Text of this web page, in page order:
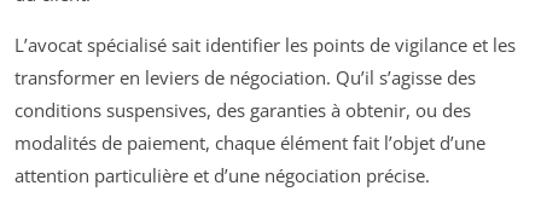
L’avocat spécialisé sait identifier les points de vigilance et les
transformer en leviers de négociation. Qu’il s’agisse des
conditions suspensives, des garanties à obtenir, ou des
modalités de paiement, chaque élément fait l’objet d’une
attention particulière et d’une négociation précise.